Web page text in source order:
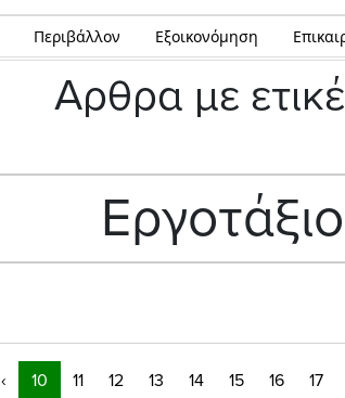
Περιβάλλον Εξοικονόμηση
Αρθρα με
Εργοτάξιο
‹ 10 11 12 13 14 15 16 17